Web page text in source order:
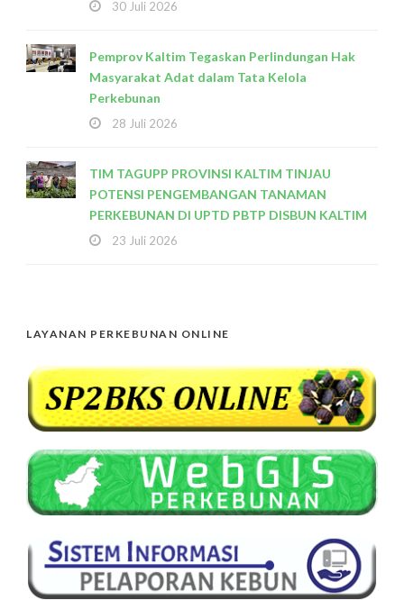
30 Juli 2026
Pemprov Kaltim Tegaskan Perlindungan Hak
Masyarakat Adat dalam Tata Kelola
Perkebunan
28 Juli 2026
TIM TAGUPP PROVINSI KALTIM TINJAU
POTENSI PENGEMBANGAN TANAMAN
PERKEBUNAN DI UPTD PBTP DISBUN KALTIM
23 Juli 2026
LAYANAN PERKEBUNAN ONLINE